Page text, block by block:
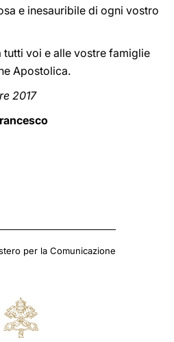
e inesauribile di ogni vostro
voi e alle vostre famiglie
Apostolica.
2017
per la Comunicazione